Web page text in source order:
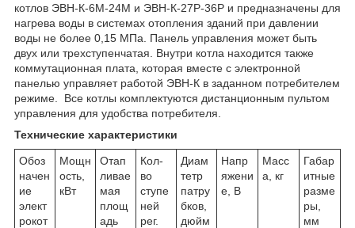
котлов ЭВН-К-6М-24М и ЭВН-К-27Р-36Р и предназначены для
нагрева воды в системах отопления зданий при давлении
воды не более 0,15 МПа. Панель управления может быть
двух или трехступенчатая. Внутри котла находится также
коммутационная плата, которая вместе с электронной
панелью управляет работой ЭВН-К в заданном потребителем
режиме. Все котлы комплектуются дистанционным пультом
управления для удобства потребителя.
Технические характеристики
Обоз
начен
ие
элект
рокот
Мощн
ость,
кВт
Отап
ливае
мая
площ
адь
Кол-
во
ступе
ней
рег.
Диам
тетр
патру
бков,
дюйм
Напр
яжени
е, В
Масс
а, кг
Габар
итные
разме
ры,
мм